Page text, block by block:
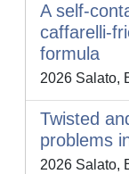
A self-
caffarelli-
formula
2026 Salato,
Twisted
problems
2026 Salato,